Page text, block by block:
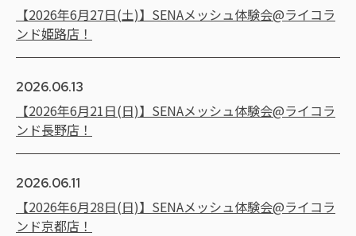
【2026年6月27日(土)】SENAメッシュ体験会@ライコラ
ンド姫路店！
2026.06.13
【2026年6月21日(日)】SENAメッシュ体験会@ライコラ
ンド長野店！
2026.06.11
【2026年6月28日(日)】SENAメッシュ体験会@ライコラ
ンド京都店！